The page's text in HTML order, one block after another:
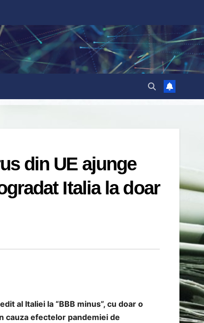
din UE ajunge
Italia la doar
al Italiei la “BBB minus”, cu doar o
cauza efectelor pandemiei de